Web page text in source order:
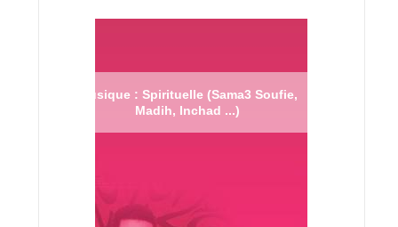
Musique : Spirituelle (Sama3 Soufie,
Madih, Inchad ...)